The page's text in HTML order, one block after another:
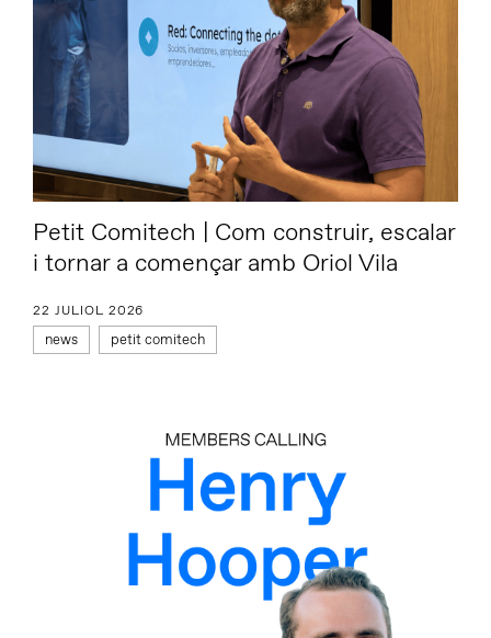
Petit Comitech | Com construir, escalar
i tornar a començar amb Oriol Vila
22 JULIOL 2026
news petit comitech